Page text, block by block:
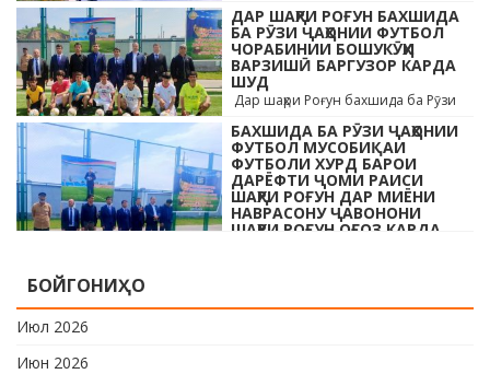
бо ҳайъати кормандони дастгоҳи
раиси шаҳр ва роҳбарони мақомотҳои
…
ДАР ШАҲРИ РОҒУН БАХШИДА
БА РӮЗИ ҶАҲОНИИ ФУТБОЛ
ЧОРАБИНИИ БОШУКӮҲИ
ВАРЗИШӢ БАРГУЗОР КАРДА
ШУД
Дар шаҳри Роғун бахшида ба Рӯзи
ҷавонони Тоҷикистон ва Рӯзи
ҷаҳонии футбол бо иштироки 10
даста мусобиқаи кушоди шаҳри аз …
БАХШИДА БА РӮЗИ ҶАҲОНИИ
ФУТБОЛ МУСОБИҚАИ
ФУТБОЛИ ХУРД БАРОИ
ДАРЁФТИ ҶОМИ РАИСИ
ШАҲРИ РОҒУН ДАР МИЁНИ
НАВРАСОНУ ҶАВОНОНИ
ШАҲРИ РОҒУН ОҒОЗ КАРДА
ҷаҳонии футбол бо иштироки 10
БОЙГОНИҲО
Июл 2026
Июн 2026